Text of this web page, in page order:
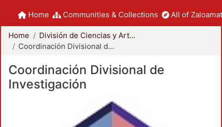
Home Communities & Collections All of
Home
División de Ciencias y Artes para el Diseño
Coordinación Divisional de Investigación
Coordinación Divisional de
Investigación